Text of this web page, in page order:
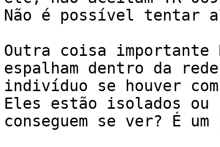
Não é possível tentar
Outra coisa importante
espalham dentro da
indivíduo se houver
Eles estão isolados ou
conseguem se ver? É